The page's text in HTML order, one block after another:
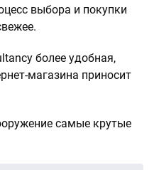
выбора и покупки
более удобная,
магазина приносит
самые крутые